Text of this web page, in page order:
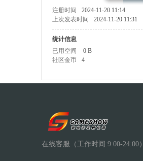
Sh
注册时间 2024-11-20 11:14
上次发表时间
2024-11-20 11:31
统计信息
已用空间
0 B
社区金币
4
在线客服（工作时间:9:00-24:00）